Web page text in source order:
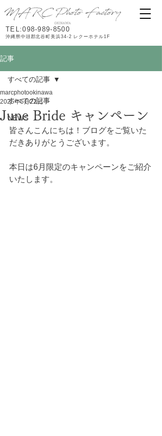
TEL:098-989-8500
沖縄県中頭郡北谷町美浜34-2 レクーホテル1F
記事
すべての記事
NEWS
すべての記事
June Bride キャンペーン
marcphotookinawa
2025年5月22日
皆さんこんにちは！ブログをご覧いた
だきありがとうございます。
本日は6月限定のキャンペーンをご紹介
いたします。